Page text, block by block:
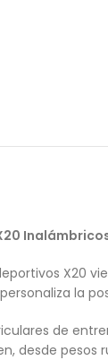
X20
la
de
desde pesos